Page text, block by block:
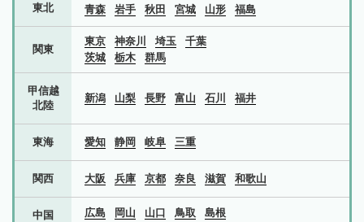
東北
青森
岩手 秋田 宮城 山形 福島
関東
東京 神奈川 埼玉
千葉
茨城
栃木 群馬
甲信越
北陸
新潟 山梨 長野 富山 石川 福井
東海 愛知 静岡 岐阜 三重
関西 大阪 兵庫 京都 奈良 滋賀 和歌山
中国
広島 岡山 山口 鳥取
島根